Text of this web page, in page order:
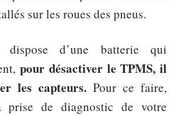
sur les roues des pneus.
dispose d’une batterie qui
pour désactiver le TPMS, il
les capteurs. Pour ce faire,
de diagnostic de votre